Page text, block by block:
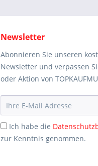
Newsletter
Abonnieren Sie unseren
Newsletter und verpassen
oder Aktion von
Ich habe die
zur Kenntnis genommen.